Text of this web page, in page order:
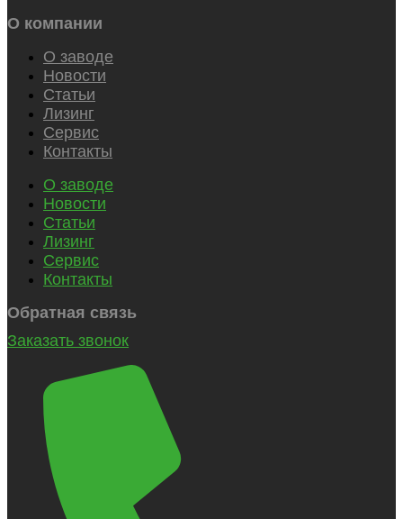
О компании
О заводе
Новости
Статьи
Лизинг
Сервис
Контакты
О заводе
Новости
Статьи
Лизинг
Сервис
Контакты
Обратная связь
Заказать звонок